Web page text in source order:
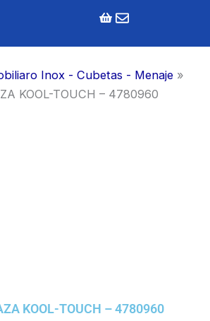
Inox - Cubetas - Menaje »
KOOL-TOUCH – 4780960
KOOL-TOUCH – 4780960